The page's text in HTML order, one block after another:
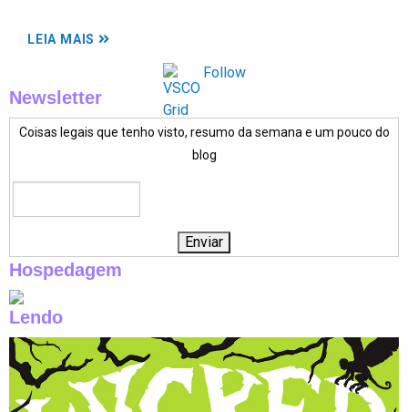
LEIA MAIS
Follow
Newsletter
Coisas legais que tenho visto, resumo da semana e um pouco do
blog
Hospedagem
Lendo